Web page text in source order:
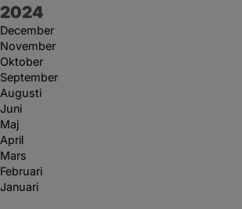
År:
2024
December
November
Oktober
September
Augusti
Juni
Maj
April
Mars
Februari
Januari